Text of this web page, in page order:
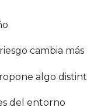
cambia
algo
del entorno